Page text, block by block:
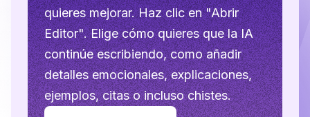
quieres mejorar. Haz clic en "Abrir
Editor". Elige cómo quieres que la IA
continúe escribiendo, como añadir
detalles emocionales, explicaciones,
ejemplos, citas o incluso chistes.